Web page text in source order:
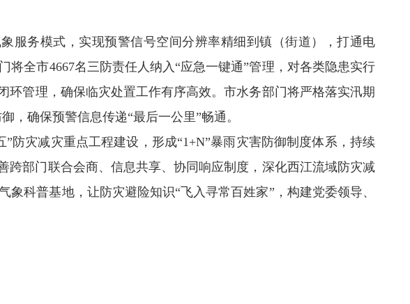
务模式，实现预警信号空间分辨率精细到镇（街道），打通电
全市4667名三防责任人纳入“应急一键通”管理，对各类隐患实行
管理，确保临灾处置工作有序高效。市水务部门将严格落实汛期
，确保预警信息传递“最后一公里”畅通。
灾减灾重点工程建设，形成“1+N”暴雨灾害防御制度体系，持续
部门联合会商、信息共享、协同响应制度，深化西江流域防灾减
科普基地，让防灾避险知识“飞入寻常百姓家”，构建党委领导、